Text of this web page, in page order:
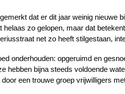
dat er dit jaar weinig nieuwe
zo gelopen, maar dat
net zo heeft stilgestaan,
onderhouden: opgeruimd en
hebben bijna steeds voldoende
een trouwe groep vrijwilligers